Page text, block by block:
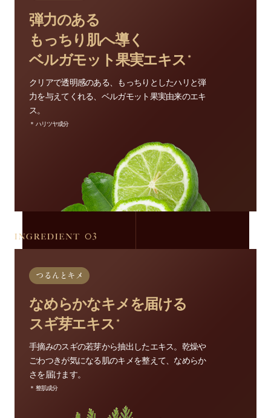
弾力のある
もっちり肌へ導く
ベルガモット果実エキス ＊
クリアで透明感のある、もっちりとしたハリと弾
力を与えてくれる、ベルガモット果実由来のエキ
ス。
＊ ハリツヤ成分
なめらかなキメを届ける
スギ芽エキス ＊
手摘みのスギの若芽から抽出したエキス。乾燥や
ごわつきが気になる肌のキメを整えて、なめらか
さを届けます。
＊ 整肌成分